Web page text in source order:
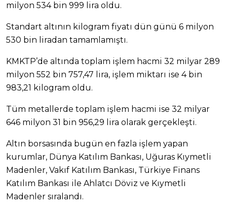
milyon 534 bin 999 lira oldu.
Standart altının kilogram fiyatı dün günü 6 milyon
530 bin liradan tamamlamıştı.
KMKTP’de altında toplam işlem hacmi 32 milyar 289
milyon 552 bin 757,47 lira, işlem miktarı ise 4 bin
983,21 kilogram oldu.
Tüm metallerde toplam işlem hacmi ise 32 milyar
646 milyon 31 bin 956,29 lira olarak gerçekleşti.
Altın borsasında bugün en fazla işlem yapan
kurumlar, Dünya Katılım Bankası, Uğuras Kıymetli
Madenler, Vakıf Katılım Bankası, Türkiye Finans
Katılım Bankası ile Ahlatcı Döviz ve Kıymetli
Madenler sıralandı.